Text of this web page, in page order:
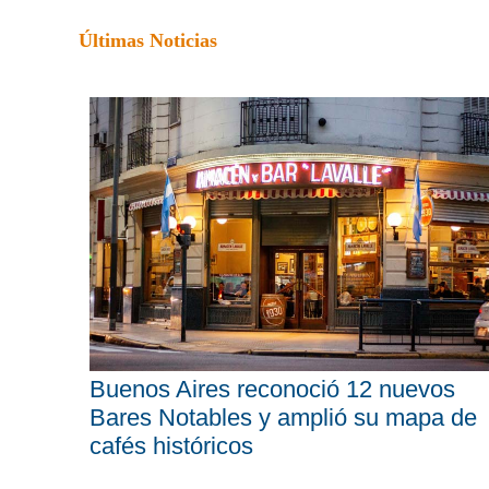
Últimas Noticias
Buenos Aires reconoció 12 nuevos
Bares Notables y amplió su mapa de
cafés históricos